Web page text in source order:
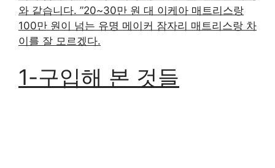
와 같습니다. ”20~30만 원 대 이케아 매트리스랑
100만 원이 넘는 유명 메이커 잠자리 매트리스랑 차
이를 잘 모르겠다.
1-구입해 본 것들